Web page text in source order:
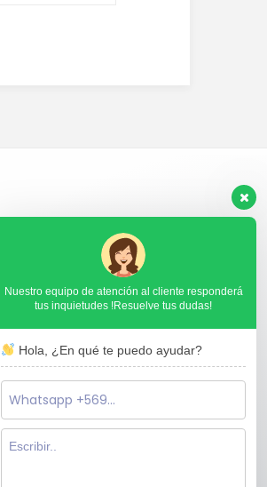
Nuestro equipo de atención al cliente responderá
tus inquietudes !Resuelve tus dudas!
Hola, ¿En qué te puedo ayudar?